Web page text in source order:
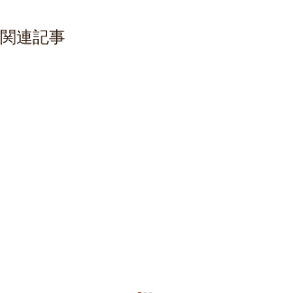
関連記事